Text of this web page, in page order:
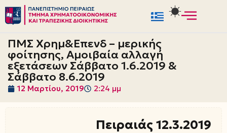
Μεταπηδήστε
στο
περιεχόμενο
ΠΜΣ Χρημ&Eπενδ – μερικής
φοίτησης, Αμοιβαία αλλαγή
εξετάσεων Σάββατο 1.6.2019 &
Σάββατο 8.6.2019
12 Μαρτίου, 2019 2:24 μμ
Πειραιάς 12.3.2019